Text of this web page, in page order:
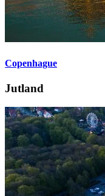
Copenhague
Jutland